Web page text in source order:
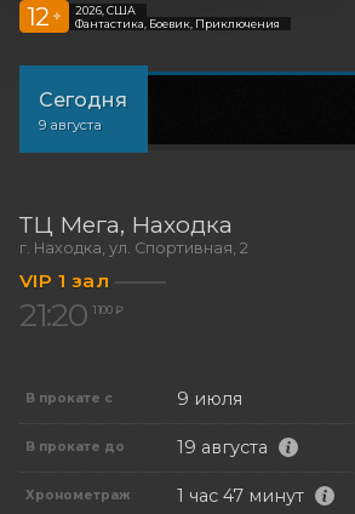
12 +
2026, США
Фантастика, Боевик, Приключения
Сегодня
9 августа
ТЦ Мега Находка
г. Находка, ул. Спортивная, 2
VIP 1 зал
21:20 1 100 ₽
В прокате с 9 июля
В прокате до 19 августа
Хронометраж 1 час 47 минут